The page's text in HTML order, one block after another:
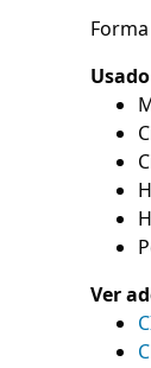
Ver